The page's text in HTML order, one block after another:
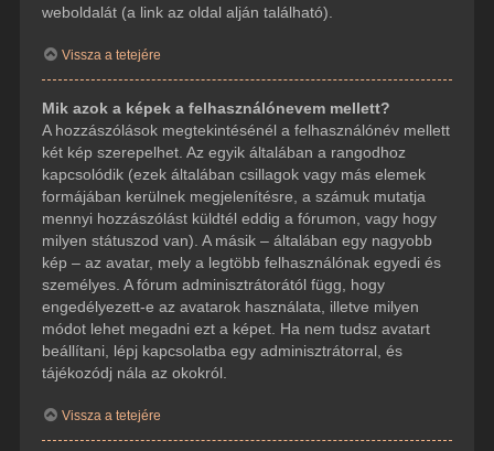
weboldalát (a link az oldal alján található).
Vissza a tetejére
Mik azok a képek a felhasználónevem mellett?
A hozzászólások megtekintésénél a felhasználónév mellett
két kép szerepelhet. Az egyik általában a rangodhoz
kapcsolódik (ezek általában csillagok vagy más elemek
formájában kerülnek megjelenítésre, a számuk mutatja
mennyi hozzászólást küldtél eddig a fórumon, vagy hogy
milyen státuszod van). A másik – általában egy nagyobb
kép – az avatar, mely a legtöbb felhasználónak egyedi és
személyes. A fórum adminisztrátorától függ, hogy
engedélyezett-e az avatarok használata, illetve milyen
módot lehet megadni ezt a képet. Ha nem tudsz avatart
beállítani, lépj kapcsolatba egy adminisztrátorral, és
tájékozódj nála az okokról.
Vissza a tetejére